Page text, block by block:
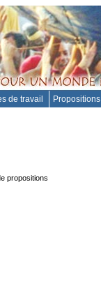
de travail Propositions
propositions